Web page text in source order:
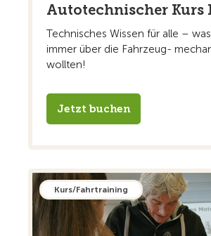
Autotechnischer Kurs
Technisches Wissen für alle –
immer über die Fahrzeug-
wollten!
Jetzt buchen
Kurs/Fahrtraining